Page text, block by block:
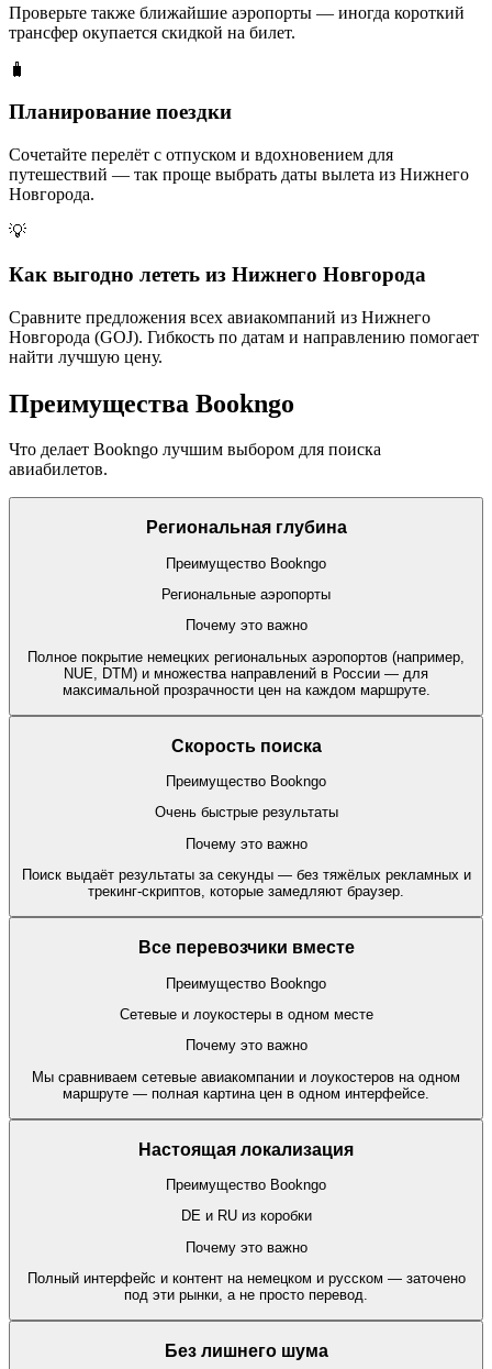
Проверьте также ближайшие аэропорты — иногда короткий
трансфер окупается скидкой на билет.
🧳
Планирование поездки
Сочетайте перелёт с отпуском и вдохновением для
путешествий — так проще выбрать даты вылета из Нижнего
Новгорода.
💡
Как выгодно лететь из Нижнего Новгорода
Сравните предложения всех авиакомпаний из Нижнего
Новгорода (GOJ). Гибкость по датам и направлению помогает
найти лучшую цену.
Преимущества Bookngo
Что делает Bookngo лучшим выбором для поиска
авиабилетов.
Региональная глубина
Преимущество Bookngo
Региональные аэропорты
Почему это важно
Полное покрытие немецких региональных аэропортов (например,
NUE, DTM) и множества направлений в России — для
максимальной прозрачности цен на каждом маршруте.
Скорость поиска
Преимущество Bookngo
Очень быстрые результаты
Почему это важно
Поиск выдаёт результаты за секунды — без тяжёлых рекламных и
трекинг-скриптов, которые замедляют браузер.
Все перевозчики вместе
Преимущество Bookngo
Сетевые и лоукостеры в одном месте
Почему это важно
Мы сравниваем сетевые авиакомпании и лоукостеров на одном
маршруте — полная картина цен в одном интерфейсе.
Настоящая локализация
Преимущество Bookngo
DE и RU из коробки
Почему это важно
Полный интерфейс и контент на немецком и русском — заточено
под эти рынки, а не просто перевод.
Без лишнего шума